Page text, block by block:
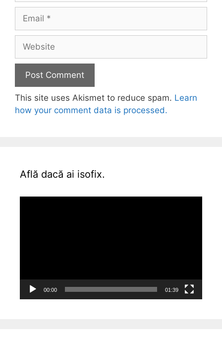
Email
Website
This site uses Akismet to reduce spam. Learn
how your comment data is processed.
Află dacă ai isofix.
00:00 01:39